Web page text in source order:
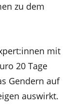
zu dem
mit
20 Tage
Gendern auf
auswirkt.